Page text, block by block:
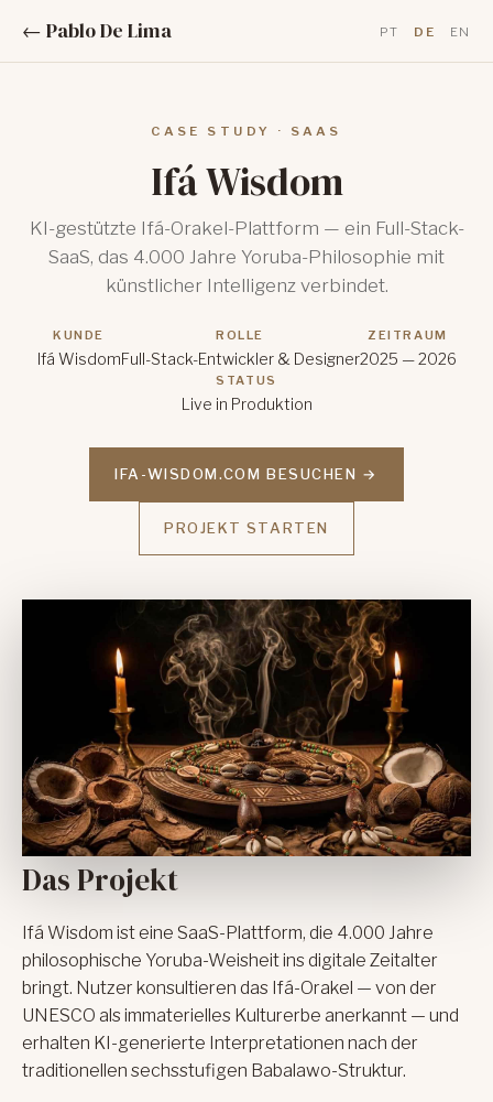
← Pablo De Lima PT DE EN
CASE STUDY · SAAS
Ifá Wisdom
KI-gestützte Ifá-Orakel-Plattform — ein Full-Stack-
SaaS, das 4.000 Jahre Yoruba-Philosophie mit
künstlicher Intelligenz verbindet.
KUNDE
Ifá Wisdom
ROLLE
Full-Stack-Entwickler & Designer
ZEITRAUM
2025 — 2026
STATUS
Live in Produktion
IFA-WISDOM.COM BESUCHEN →
PROJEKT STARTEN
Das Projekt
Ifá Wisdom ist eine SaaS-Plattform, die 4.000 Jahre
philosophische Yoruba-Weisheit ins digitale Zeitalter
bringt. Nutzer konsultieren das Ifá-Orakel — von der
UNESCO als immaterielles Kulturerbe anerkannt — und
erhalten KI-generierte Interpretationen nach der
traditionellen sechsstufigen Babalawo-Struktur.